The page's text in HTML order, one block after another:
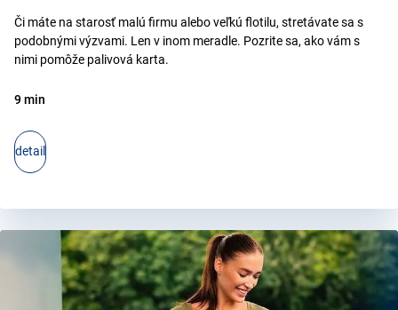
Či máte na starosť malú firmu alebo veľkú flotilu, stretávate sa s
podobnými výzvami. Len v inom meradle. Pozrite sa, ako vám s
nimi pomôže palivová karta.
9 min
detail